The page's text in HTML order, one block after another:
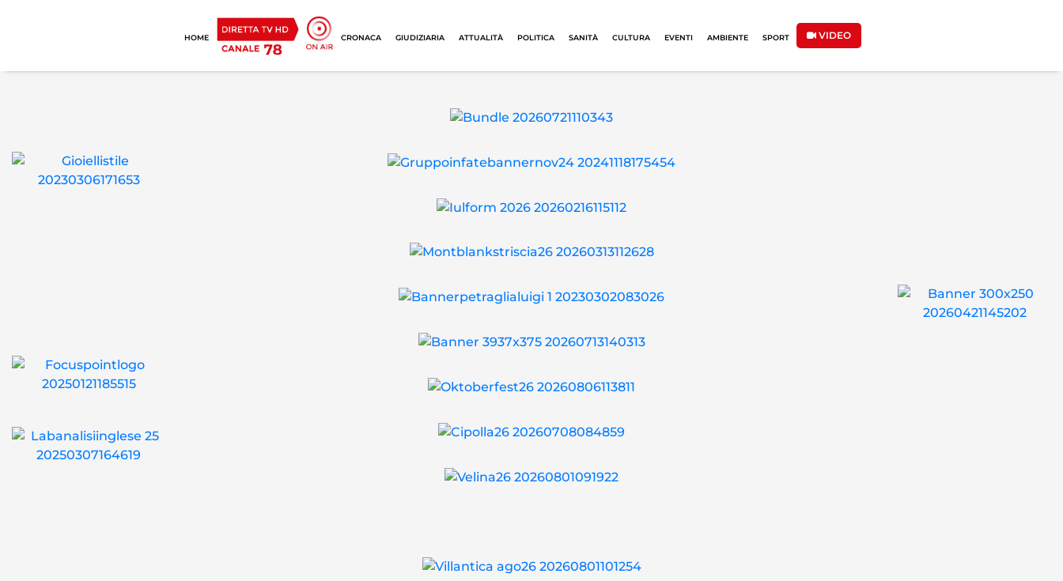
HOME CRONACA GIUDIZIARIA ATTUALITÀ POLITICA SANITÀ CULTURA EVENTI AMBIENTE SPORT VIDEO